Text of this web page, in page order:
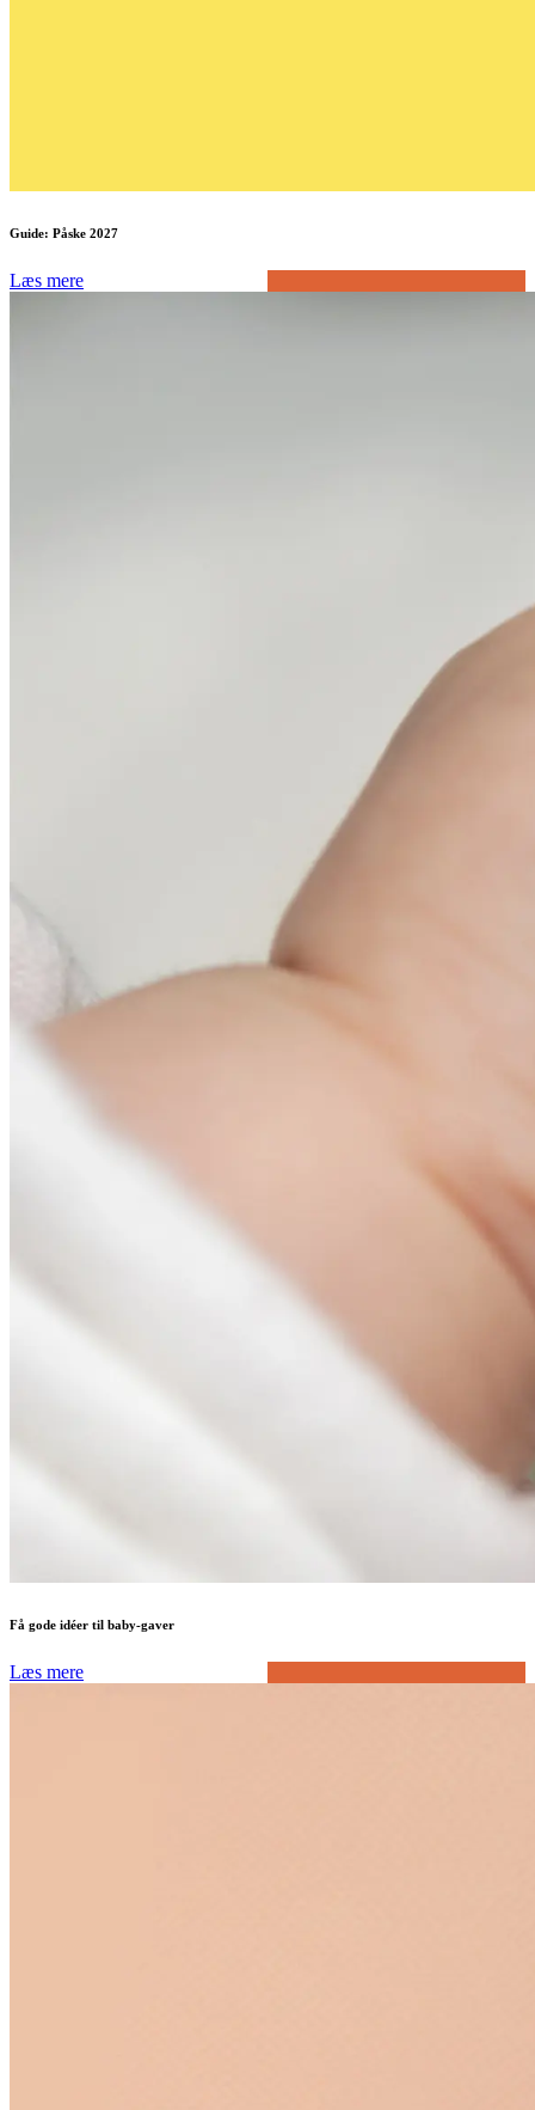
Guide: Påske 2027
Læs mere
Få gode idéer til baby-gaver
Læs mere